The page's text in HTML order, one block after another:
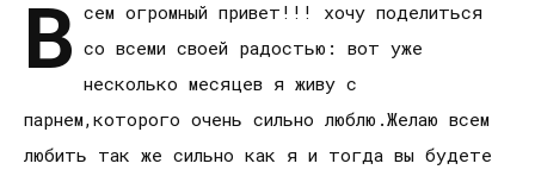
В сем огромный привет!!! хочу поделиться
со всеми своей радостью: вот уже
несколько месяцев я живу с
парнем,которого очень сильно люблю.Желаю всем
любить так же сильно как я и тогда вы будете